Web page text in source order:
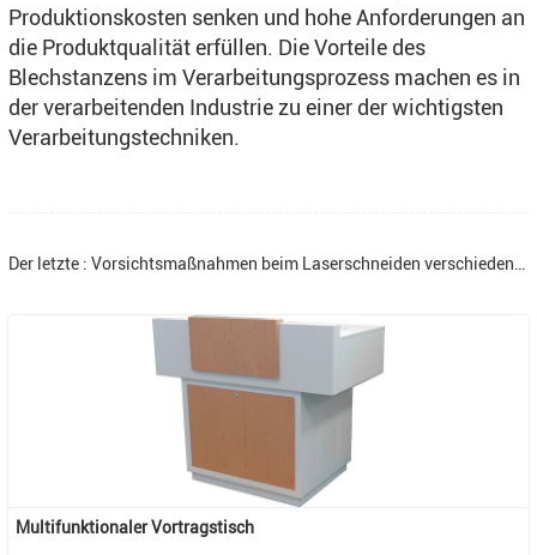
Produktionskosten senken und hohe Anforderungen an
die Produktqualität erfüllen. Die Vorteile des
Blechstanzens im Verarbeitungsprozess machen es in
der verarbeitenden Industrie zu einer der wichtigsten
Verarbeitungstechniken.
Multifunktionaler Vortragstisch